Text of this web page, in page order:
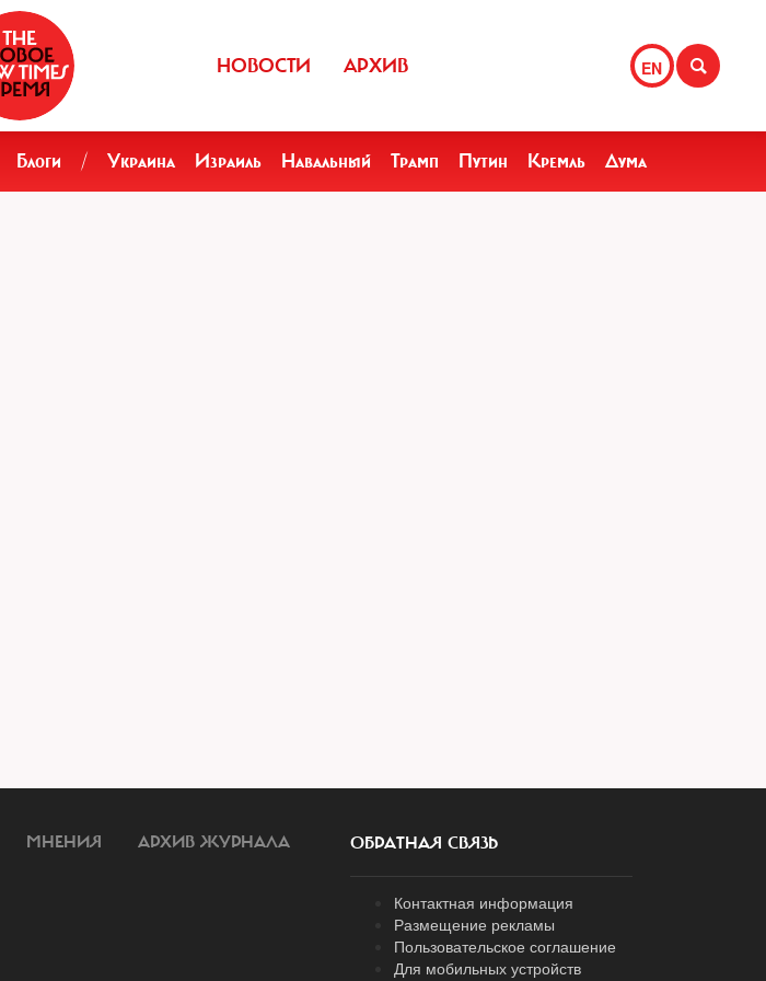
EN
НОВОСТИ АРХИВ
Блоги / Украина Израиль Навальный Трамп Путин Кремль Дума
МНЕНИЯ АРХИВ ЖУРНАЛА ОБРАТНАЯ СВЯЗЬ
Контактная информация
Размещение рекламы
Пользовательское соглашение
Для мобильных устройств